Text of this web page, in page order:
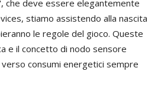
che deve essere elegantemente
stiamo assistendo alla nascita
le regole del gioco. Queste
e il concetto di nodo sensore
consumi energetici sempre